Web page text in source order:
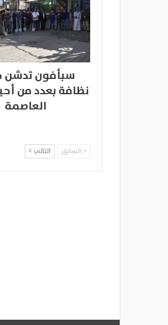
سبأفون تدشن
نظافة بعدد من
العاصمة
السابق التالي